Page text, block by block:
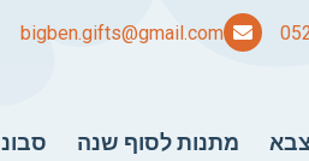
bigben.gifts@gmail.com
מתנות לסוף שנה